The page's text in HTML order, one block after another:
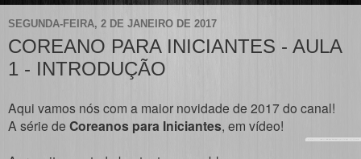
SEGUNDA-FEIRA, 2 DE JANEIRO DE 2017
COREANO PARA INICIANTES - AULA
1 - INTRODUÇÃO
Aqui vamos nós com a maior novidade de 2017 do canal!
A série de Coreanos para Iniciantes, em vídeo!